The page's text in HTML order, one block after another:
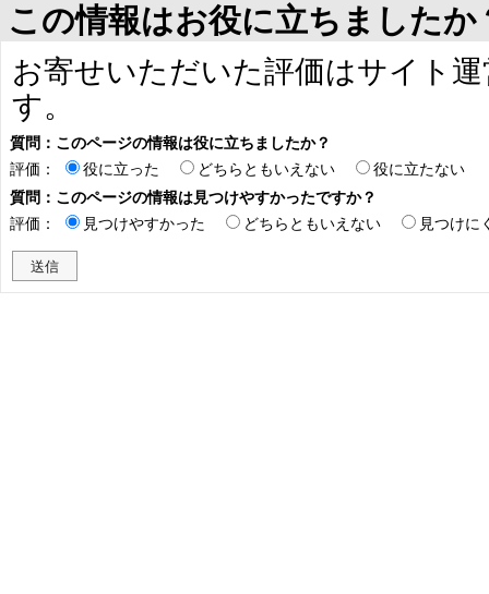
この情報はお役に立ちましたか
お寄せいただいた評価はサイト
す。
質問：このページの情報は役に立ちましたか？
評価：
役に立った どちらともいえない
役に立たない
質問：このページの情報は見つけやすかったですか？
評価：
見つけやすかった どちらともいえない 見つけに